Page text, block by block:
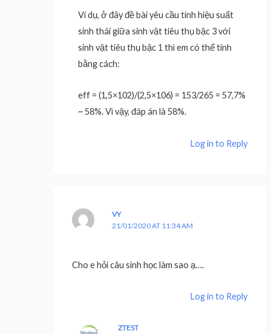
Ví dụ, ở đây đề bài yêu cầu tính hiệu suất
sinh thái giữa sinh vật tiêu thụ bậc 3 với
sinh vật tiêu thụ bậc 1 thì em có thể tính
bằng cách:
eff = (1,5×102)/(2,5×106) = 153/265 = 57,7%
~ 58%. Vì vậy, đáp án là 58%.
Log in to Reply
VY
21/01/2020 AT 11:34 AM
Cho e hỏi câu sinh học làm sao ạ….
Log in to Reply
ZTEST